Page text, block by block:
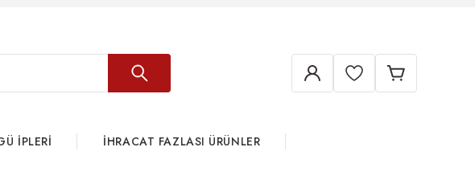
İPLERİ İHRACAT FAZLASI ÜRÜNLER